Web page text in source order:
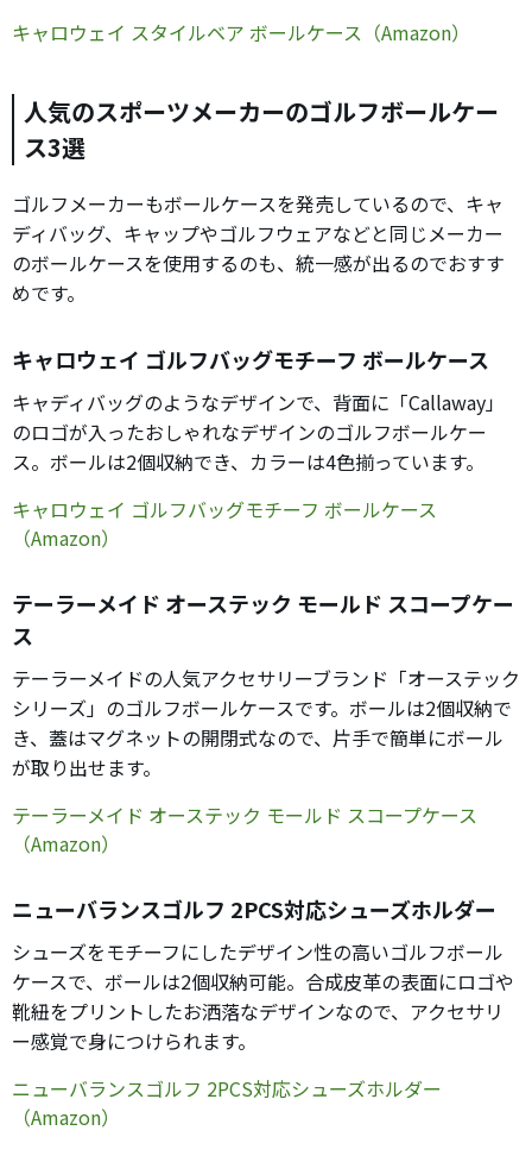
キャロウェイ スタイルベア ボールケース（Amazon）
人気のスポーツメーカーのゴルフボールケー
ス3選
ゴルフメーカーもボールケースを発売しているので、キャ
ディバッグ、キャップやゴルフウェアなどと同じメーカー
のボールケースを使用するのも、統一感が出るのでおすす
めです。
キャロウェイ ゴルフバッグモチーフ ボールケース
キャディバッグのようなデザインで、背面に「Callaway」
のロゴが入ったおしゃれなデザインのゴルフボールケー
ス。ボールは2個収納でき、カラーは4色揃っています。
キャロウェイ ゴルフバッグモチーフ ボールケース
（Amazon）
テーラーメイド オーステック モールド スコープケー
ス
テーラーメイドの人気アクセサリーブランド「オーステック
シリーズ」のゴルフボールケースです。ボールは2個収納で
き、蓋はマグネットの開閉式なので、片手で簡単にボール
が取り出せます。
テーラーメイド オーステック モールド スコープケース
（Amazon）
ニューバランスゴルフ 2PCS対応シューズホルダー
シューズをモチーフにしたデザイン性の高いゴルフボール
ケースで、ボールは2個収納可能。合成皮革の表面にロゴや
靴紐をプリントしたお洒落なデザインなので、アクセサリ
ー感覚で身につけられます。
ニューバランスゴルフ 2PCS対応シューズホルダー
（Amazon）